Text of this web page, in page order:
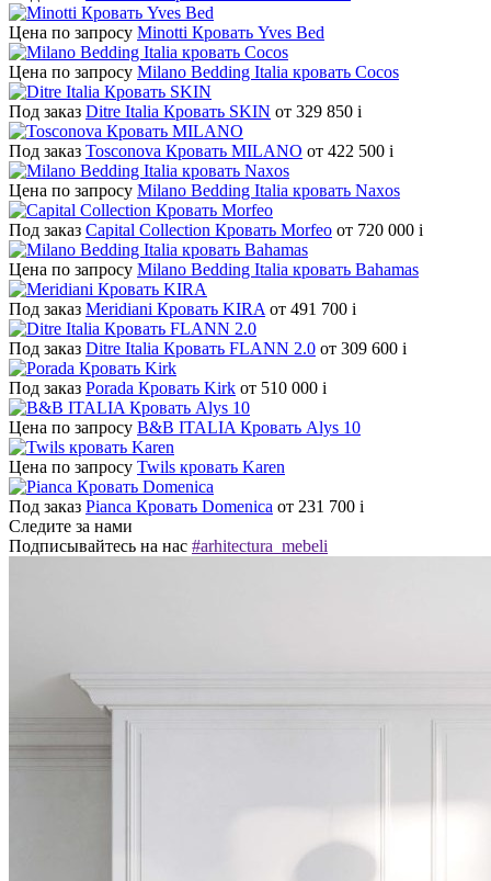
Цена по запросу Minotti Кровать Yves Bed
Цена по запросу Milano Bedding Italia кровать Cocos
Под заказ Ditre Italia Кровать SKIN от 329 850 i
Под заказ Tosconova Кровать MILANO от 422 500 i
Цена по запросу Milano Bedding Italia кровать Naxos
Под заказ Capital Collection Кровать Morfeo от 720 000 i
Цена по запросу Milano Bedding Italia кровать Bahamas
Под заказ Meridiani Кровать KIRA от 491 700 i
Под заказ Ditre Italia Кровать FLANN 2.0 от 309 600 i
Под заказ Porada Кровать Kirk от 510 000 i
Цена по запросу B&B ITALIA Кровать Alys 10
Цена по запросу Twils кровать Karen
Под заказ Pianca Кровать Domenica от 231 700 i
Следите за нами
Подписывайтесь на нас #arhitectura_mebeli